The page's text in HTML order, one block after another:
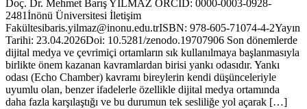
Doç. Dr. Mehmet Barış YILMAZ ORCID: 0000-0003-0928-
2481İnönü Üniversitesi İletişim
Fakültesibaris.yilmaz@inonu.edu.trISBN: 978-605-71074-4-2Yayın
Tarihi: 23.04.2026Doi: 10.5281/zenodo.19707906 Son dönemlerde
dijital medya ve çevrimiçi ortamların sık kullanılmaya başlanmasıyla
birlikte önem kazanan kavramlardan birisi yankı odasıdır. Yankı
odası (Echo Chamber) kavramı bireylerin kendi düşünceleriyle
uyumlu olan, benzer ifadelerle özellikle dijital medya ortamında
daha fazla karşılaştığı ve bu durumun tek sesliliğe yol açarak […]